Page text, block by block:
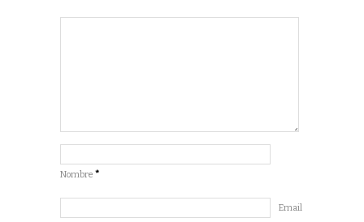
Nombre *
Email